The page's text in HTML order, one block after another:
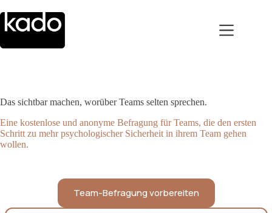
Inhalt
springen
Das sichtbar machen, worüber Teams selten sprechen.
Eine kostenlose und anonyme Befragung für Teams, die den ersten
Schritt zu mehr psychologischer Sicherheit in ihrem Team gehen
wollen.
Team-Befragung vorbereiten